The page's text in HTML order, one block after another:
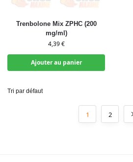
Trenbolone Mix ZPHC (200
mg/ml)
4,39€
Ajouter au panier
1 2